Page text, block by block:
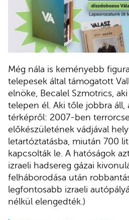
Még nála is keményebb
telepesek által támogatott
elnöke, Becalel Szmotrics,
telepen él. Aki tőle jobbra áll,
térképről: 2007-ben
előkészületének vádjával
letartóztatásba, miután 700
kapcsolták le. A hatóságok
izraeli hadsereg gázai
felháborodása után
legfontosabb izraeli
nélkül elengedték.)